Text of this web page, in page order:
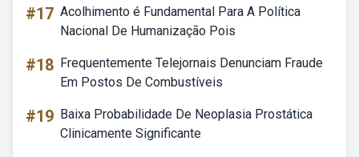
#17 Acolhimento é Fundamental Para A Política
Nacional De Humanização Pois
#18 Frequentemente Telejornais Denunciam Fraude
Em Postos De Combustíveis
#19 Baixa Probabilidade De Neoplasia Prostática
Clinicamente Significante